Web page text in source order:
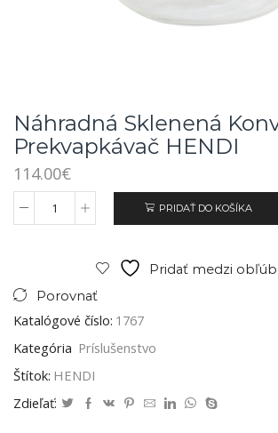
Náhradná Sklenená
Prekvapkávač HENDI
114.00€
PRIDAŤ DO KOŠÍKA
Pridať medzi
Porovnať
Katalógové číslo: 1767
Kategória Príslušenstvo
Štítok: HENDI
Zdieľať: